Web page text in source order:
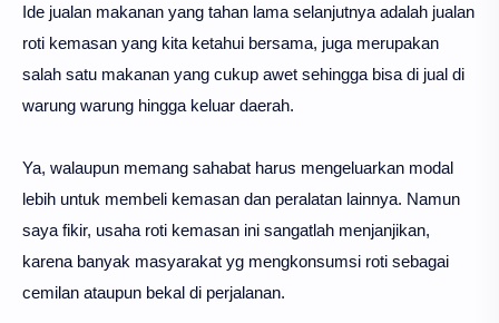
Ide jualan makanan yang tahan lama selanjutnya adalah jualan
roti kemasan yang kita ketahui bersama, juga merupakan
salah satu makanan yang cukup awet sehingga bisa di jual di
warung warung hingga keluar daerah.
Ya, walaupun memang sahabat harus mengeluarkan modal
lebih untuk membeli kemasan dan peralatan lainnya. Namun
saya fikir, usaha roti kemasan ini sangatlah menjanjikan,
karena banyak masyarakat yg mengkonsumsi roti sebagai
cemilan ataupun bekal di perjalanan.